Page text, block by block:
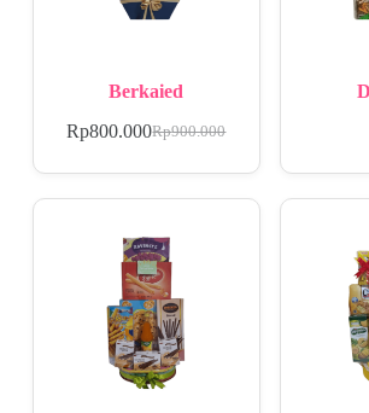
Berkaied
Rp900.000
Rp800.000